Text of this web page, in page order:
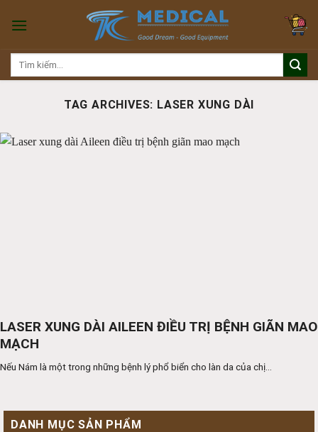
Tìm
TAG ARCHIVES: LASER XUNG DÀI
LASER XUNG DÀI AILEEN ĐIỀU TRỊ BỆNH GIÃN MAO
MẠCH
Nếu Nám là một trong những bệnh lý phổ biển cho làn da của chị...
DANH MỤC SẢN PHẨM